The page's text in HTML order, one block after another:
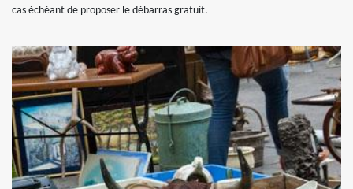
cas échéant de proposer le débarras gratuit.